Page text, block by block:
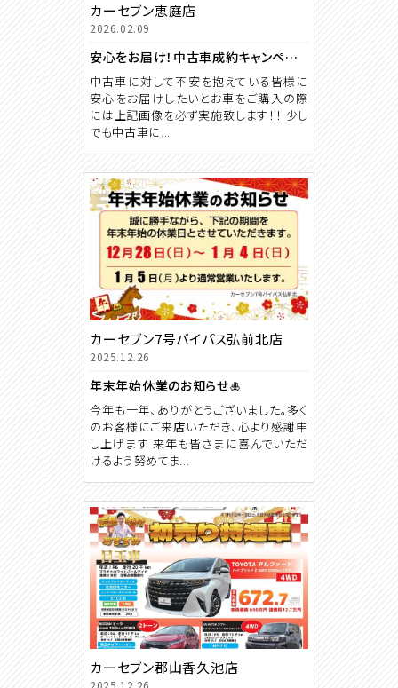
カーセブン恵庭店
2026.02.09
安心をお届け！中古車成約キャンペーン実施中！！
中古車に対して不安を抱えている皆様に
安心をお届けしたいとお車をご購入の際
には上記画像を必ず実施致します！！ 少し
でも中古車に...
カーセブン7号バイパス弘前北店
2025.12.26
年末年始休業のお知らせ🎍
今年も一年、ありがとうございました。多く
のお客様にご来店いただき、心より感謝申
し上げます 来年も皆さまに喜んでいただ
けるよう努めてま...
カーセブン郡山香久池店
2025.12.26